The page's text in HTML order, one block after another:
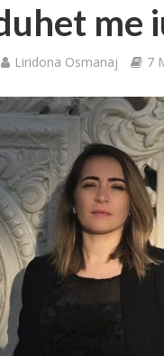
me
Liridona Osmanaj 7